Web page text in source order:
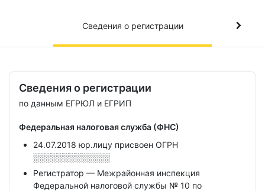
Сведения о регистрации
Сведения о регистрации
по данным ЕГРЮЛ и ЕГРИП
Федеральная налоговая служба (ФНС)
24.07.2018 юр.лицу присвоен ОГРН
░░░░░░░░░░░░░
Регистратор — Межрайонная инспекция
Федеральной налоговой службы № 10 по